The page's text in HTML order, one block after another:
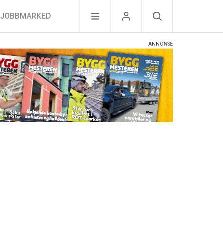
JOBBMARKED